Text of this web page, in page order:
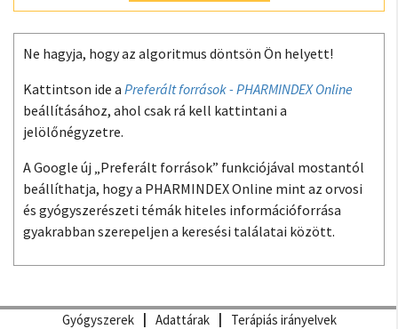
Ne hagyja, hogy az algoritmus döntsön Ön helyett!
Kattintson ide a Preferált források - PHARMINDEX Online
beállításához, ahol csak rá kell kattintani a
jelölőnégyzetre.
A Google új „Preferált források” funkciójával mostantól
beállíthatja, hogy a PHARMINDEX Online mint az orvosi
és gyógyszerészeti témák hiteles információforrása
gyakrabban szerepeljen a keresési találatai között.
Gyógyszerek Adattárak
Terápiás irányelvek